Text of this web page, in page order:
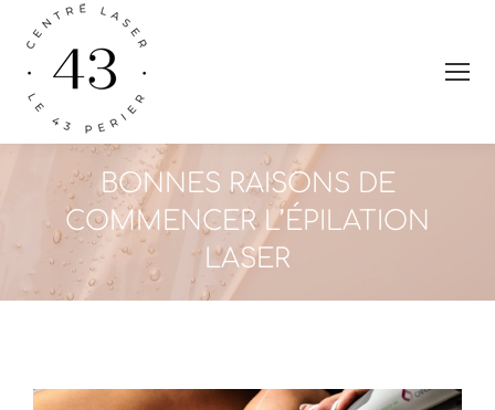
BONNES RAISONS DE
COMMENCER L’ÉPILATION
LASER